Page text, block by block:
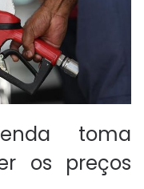
toma
os preços